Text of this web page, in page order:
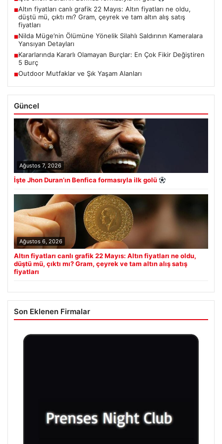
■Altın fiyatları canlı grafik 22 Mayıs: Altın fiyatları ne oldu,
düştü mü, çıktı mı? Gram, çeyrek ve tam altın alış satış
fiyatları
■Nilda Müge’nin Ölümüne Yönelik Silahlı Saldırının Kameralara
Yansıyan Detayları
■Kararlarında Kararlı Olamayan Burçlar: En Çok Fikir Değiştiren
5 Burç
■Outdoor Mutfaklar ve Şık Yaşam Alanları
Güncel
Ağustos 7, 2026
İşte Jhon Duran’ın Benfica formasıyla ilk golü
Ağustos 6, 2026
Altın fiyatları canlı grafik 22 Mayıs: Altın fiyatları ne oldu,
düştü mü, çıktı mı? Gram, çeyrek ve tam altın alış satış
fiyatları
Son Eklenen Firmalar